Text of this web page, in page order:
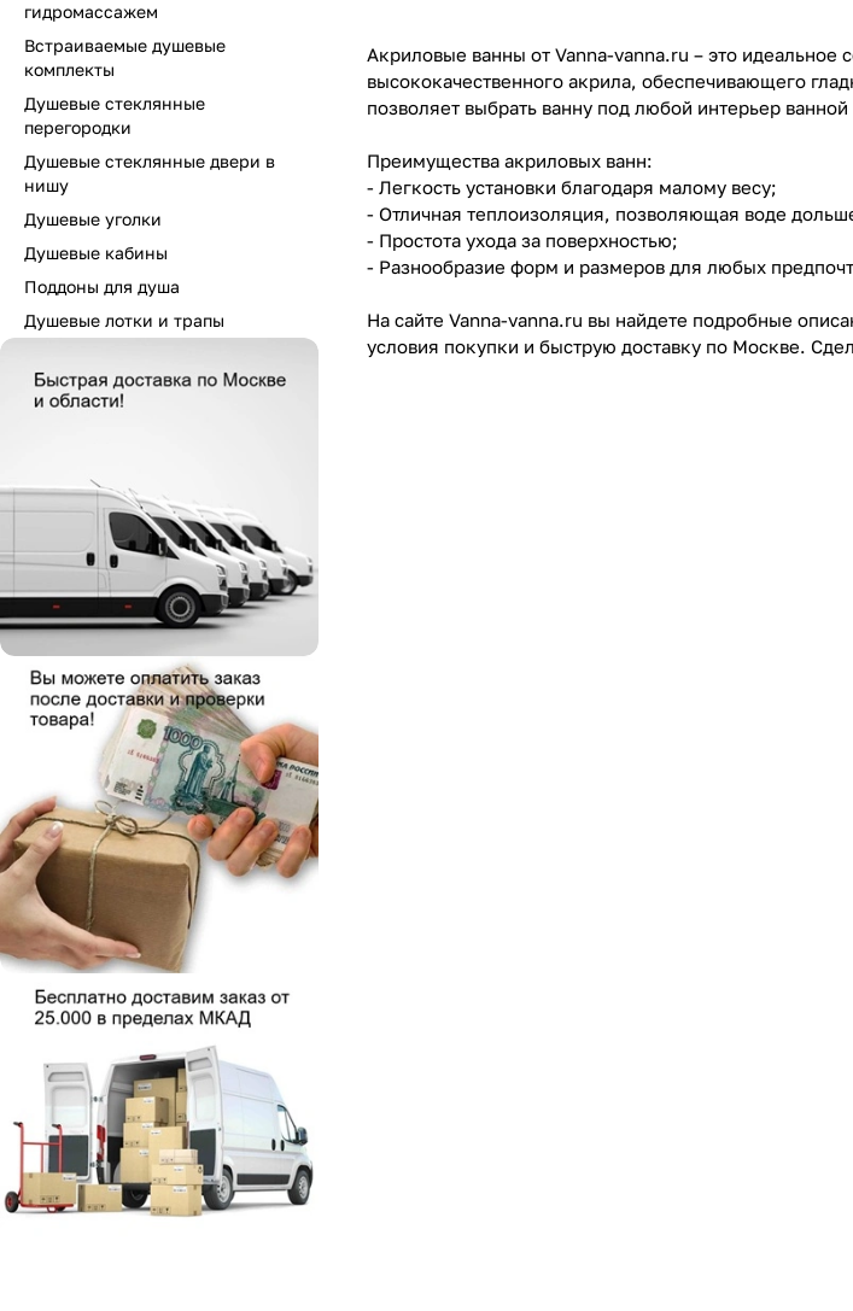
Акриловые ванны от Vanna-vanna.ru – это идеальное
высококачественного акрила, обеспечивающего
позволяет выбрать ванну под любой интерьер
Преимущества акриловых ванн:
- Легкость установки благодаря малому весу;
- Отличная теплоизоляция, позволяющая воде
- Простота ухода за поверхностью;
- Разнообразие форм и размеров для любых
На сайте Vanna-vanna.ru вы найдете подробные
условия покупки и быструю доставку по Москве.
гидромассажем
Встраиваемые душевые
комплекты
Душевые стеклянные
перегородки
Душевые стеклянные двери в
нишу
Душевые уголки
Душевые кабины
Поддоны для душа
Душевые лотки и трапы